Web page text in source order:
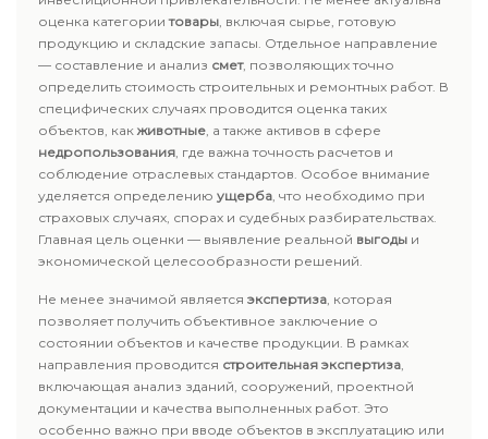
оценка категориитовары, включая сырье, готовую
продукцию и складские запасы. Отдельное направление
— составление и анализ смет, позволяющих точно
определить стоимость строительных и ремонтных работ. В
специфических случаях проводится оценка таких
объектов, какживотные, а также активов в сфере
недропользования, где важна точность расчетов и
соблюдение отраслевых стандартов. Особое внимание
уделяется определению ущерба, что необходимо при
страховых случаях, спорах и судебных разбирательствах.
Главная цель оценки — выявление реальной выгоды и
экономической целесообразности решений.
Не менее значимой является экспертиза, которая
позволяет получить объективное заключение о
состоянии объектов и качестве продукции. В рамках
направления проводится строительная экспертиза,
включающая анализ зданий, сооружений, проектной
документации и качества выполненных работ. Это
особенно важно при вводе объектов в эксплуатацию или